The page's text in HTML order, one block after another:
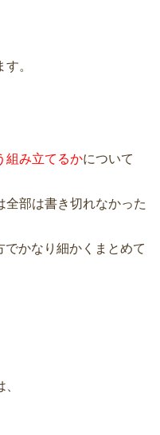
。
組み立てるかについて
全部は書き切れなかった
かなり細かくまとめて